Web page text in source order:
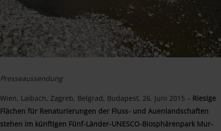
Presseaussendung
Wien, Laibach, Zagreb, Belgrad, Budapest, 26. Juni 2015 – Riesige
Flächen für Renaturierungen der Fluss- und Auenlandschaften
stehen im künftigen Fünf-Länder-UNESCO-Biosphärenpark Mur-